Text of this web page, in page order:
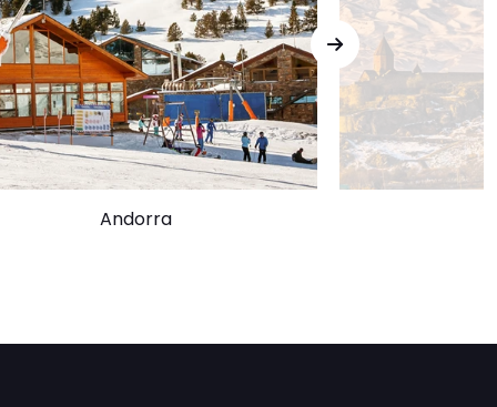
Andorra